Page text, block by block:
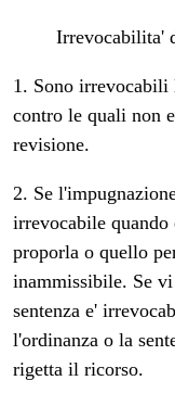
Irrevocabilita'
1. Sono irrevocabili
contro le quali non
revisione.
2. Se
irrevocabile
proporla o quello
inammissibile. Se
sentenza e'
l'ordinanza o la
rigetta il ricorso.